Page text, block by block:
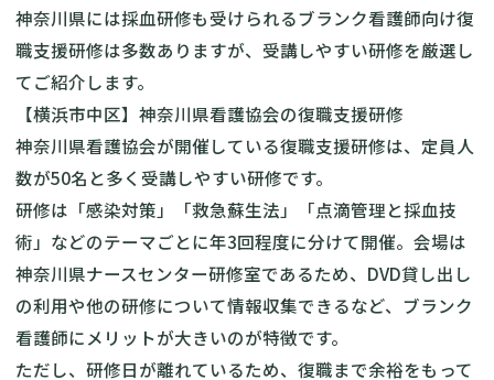
神奈川県には採血研修も受けられるブランク看護師向け復
職支援研修は多数ありますが、受講しやすい研修を厳選し
てご紹介します。
【横浜市中区】神奈川県看護協会の復職支援研修
神奈川県看護協会が開催している復職支援研修は、定員人
数が50名と多く受講しやすい研修です。
研修は「感染対策」「救急蘇生法」「点滴管理と採血技
術」などのテーマごとに年3回程度に分けて開催。会場は
神奈川県ナースセンター研修室であるため、DVD貸し出し
の利用や他の研修について情報収集できるなど、ブランク
看護師にメリットが大きいのが特徴です。
ただし、研修日が離れているため、復職まで余裕をもって